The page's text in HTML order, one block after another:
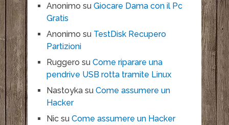
Anonimo su Giocare Dama con il Pc
Gratis
Anonimo su TestDisk Recupero
Partizioni
Ruggero su Come riparare una
pendrive USB rotta tramite Linux
Nastoykasu Come assumere un
Hacker
Nicsu Come assumere un Hacker